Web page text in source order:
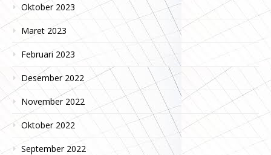
Oktober 2023
Maret 2023
Februari 2023
Desember 2022
November 2022
Oktober 2022
September 2022